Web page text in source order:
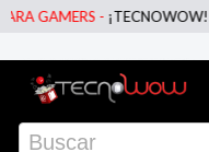
GAMERS -¡TECNOWOW! LA